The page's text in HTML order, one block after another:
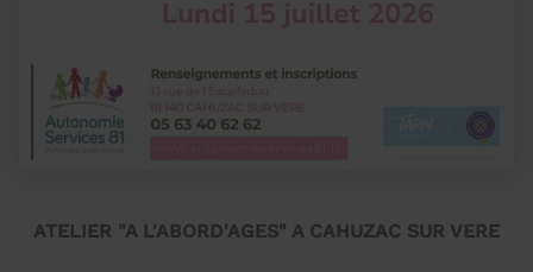
ATELIER "A L'ABORD'AGES" A CAHUZAC SUR VERE